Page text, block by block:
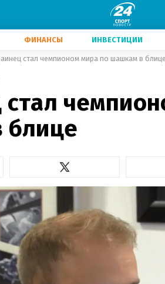
ФИНАНСЫ ИНВЕСТИЦИИ
стал чемпионом мира по шашкам в блице